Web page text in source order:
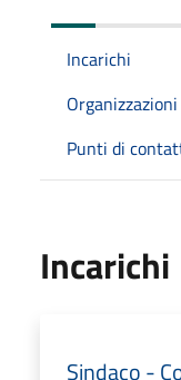
Incarichi
Organizzazioni
Punti di
Incarichi
Sindaco -